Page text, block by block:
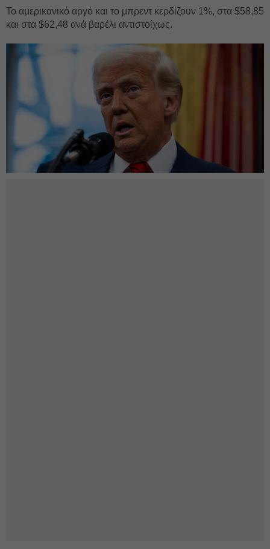
Το αμερικανικό αργό και το μπρεντ κερδίζουν 1%, στα $58,85
και στα $62,48 ανά βαρέλι αντιστοίχως.